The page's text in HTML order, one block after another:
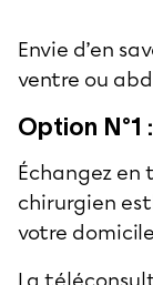
Envie d’en
ventre ou
Option N°1
Échangez
chirurgien
votre